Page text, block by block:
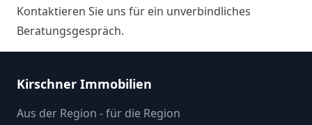
Kontaktieren Sie uns für ein unverbindliches
Beratungsgespräch.
Kirschner Immobilien
Aus der Region - für die Region